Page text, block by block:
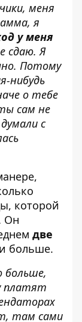
меня
я
у меня
сдаю. Я
Потому
нибудь
о тебе
сам не
с
которой
Он
две
больше.
больше,
платят
там сами